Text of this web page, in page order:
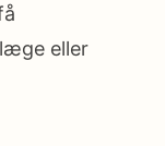
eller